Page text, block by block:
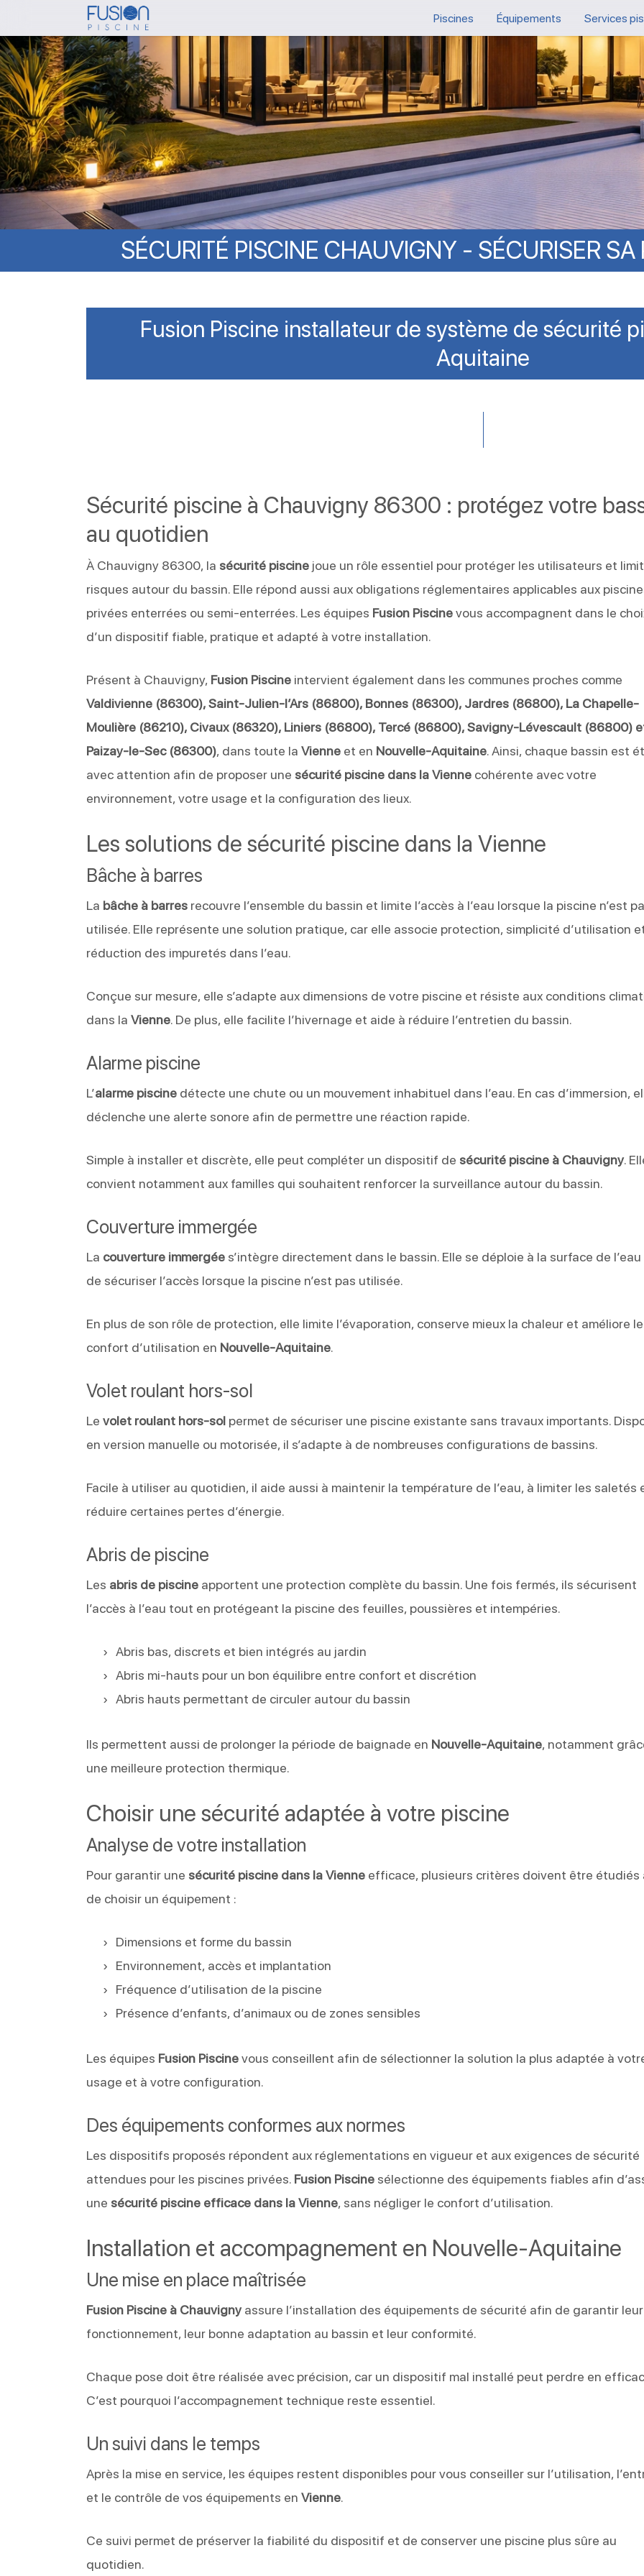
to
main
content
Piscines Équipements Services
SÉCURITÉ PISCINE CHAUVIGNY - SÉCURISER SA
Fusion Piscine installateur de système de sécurité
Aquitaine
Sécurité piscine à Chauvigny 86300 : protégez votre
au quotidien
À Chauvigny 86300, la sécurité piscine joue un rôle essentiel pour protéger les utilisateurs et
risques autour du bassin. Elle répond aussi aux obligations réglementaires applicables aux
privées enterrées ou semi-enterrées. Les équipes Fusion Piscinevous accompagnent dans le
d’un dispositif fiable, pratique et adapté à votre installation.
Présent à Chauvigny, Fusion Piscine intervient également dans les communes proches comme
Valdivienne (86300), Saint-Julien-l’Ars (86800), Bonnes (86300), Jardres (86800), La Chapelle-
Moulière (86210), Civaux (86320), Liniers (86800), Tercé (86800), Savigny-Lévescault (86800)
Paizay-le-Sec (86300), dans toute laVienne et en Nouvelle-Aquitaine. Ainsi, chaque bassin est
avec attention afin de proposer une sécurité piscine dans la Vienne cohérente avec votre
environnement, votre usage et la configuration des lieux.
Les solutions de sécurité piscine dans la Vienne
Bâche à barres
La bâche à barres recouvre l’ensemble du bassin et limite l’accès à l’eau lorsque la piscine n’est
utilisée. Elle représente une solution pratique, car elle associe protection, simplicité d’utilisation
réduction des impuretés dans l’eau.
Conçue sur mesure, elle s’adapte aux dimensions de votre piscine et résiste aux conditions
dans laVienne. De plus, elle facilite l’hivernage et aide à réduire l’entretien du bassin.
Alarme piscine
L’alarme piscine détecte une chute ou un mouvement inhabituel dans l’eau. En cas d’immersion,
déclenche une alerte sonore afin de permettre une réaction rapide.
Simple à installer et discrète, elle peut compléter un dispositif de sécurité piscine à Chauvigny.
convient notamment aux familles qui souhaitent renforcer la surveillance autour du bassin.
Couverture immergée
La couverture immergée s’intègre directement dans le bassin. Elle se déploie à la surface de
de sécuriser l’accès lorsque la piscine n’est pas utilisée.
En plus de son rôle de protection, elle limite l’évaporation, conserve mieux la chaleur et améliore le
confort d’utilisation en Nouvelle-Aquitaine.
Volet roulant hors-sol
Levolet roulant hors-sol permet de sécuriser une piscine existante sans travaux importants.
en version manuelle ou motorisée, il s’adapte à de nombreuses configurations de bassins.
Facile à utiliser au quotidien, il aide aussi à maintenir la température de l’eau, à limiter les saletés
réduire certaines pertes d’énergie.
Abris de piscine
Les abris de piscine apportent une protection complète du bassin. Une fois fermés, ils sécurisent
l’accès à l’eau tout en protégeant la piscine des feuilles, poussières et intempéries.
Abris bas, discrets et bien intégrés au jardin
Abris mi-hauts pour un bon équilibre entre confort et discrétion
Abris hauts permettant de circuler autour du bassin
Ils permettent aussi de prolonger la période de baignade en Nouvelle-Aquitaine, notamment
une meilleure protection thermique.
Choisir une sécurité adaptée à votre piscine
Analyse de votre installation
Pour garantir une sécurité piscine dans la Vienne efficace, plusieurs critères doivent être étudiés
de choisir un équipement :
Dimensions et forme du bassin
Environnement, accès et implantation
Fréquence d’utilisation de la piscine
Présence d’enfants, d’animaux ou de zones sensibles
Les équipes Fusion Piscinevous conseillent afin de sélectionner la solution la plus adaptée à
usage et à votre configuration.
Des équipements conformes aux normes
Les dispositifs proposés répondent aux réglementations en vigueur et aux exigences de sécurité
attendues pour les piscines privées. Fusion Piscine sélectionne des équipements fiables afin
une sécurité piscine efficace dans la Vienne, sans négliger le confort d’utilisation.
Installation et accompagnement en Nouvelle-Aquitaine
Une mise en place maîtrisée
Fusion Piscine à Chauvignyassure l’installation des équipements de sécurité afin de garantir
fonctionnement, leur bonne adaptation au bassin et leur conformité.
Chaque pose doit être réalisée avec précision, car un dispositif mal installé peut perdre en
C’est pourquoi l’accompagnement technique reste essentiel.
Un suivi dans le temps
Après la mise en service, les équipes restent disponibles pour vous conseiller sur l’utilisation,
et le contrôle de vos équipements enVienne.
Ce suivi permet de préserver la fiabilité du dispositif et de conserver une piscine plus sûre au
quotidien.